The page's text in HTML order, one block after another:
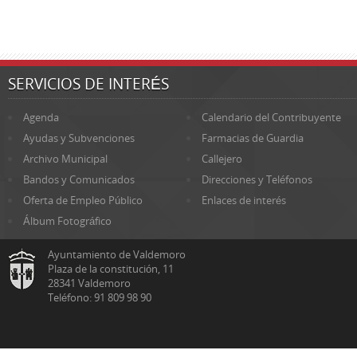
SERVICIOS DE INTERÉS
Agenda
Calendario del Contribuyente
Ayudas y Subvenciones
Farmacias de Guardia
Archivo Municipal
Callejero
Bandos y Comunicados
Direcciones y Teléfonos
Oferta de Empleo Público
Enlaces de interés
Álbum Fotográfico
Ayuntamiento de Valdemoro
Plaza de la constitución, 11
28341 Valdemoro
Teléfono: 91 809 98 90